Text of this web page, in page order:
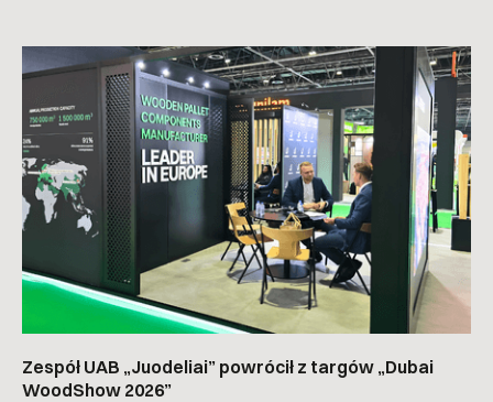
Zespół UAB „Juodeliai” powrócił z targów „Dubai
WoodShow 2026”